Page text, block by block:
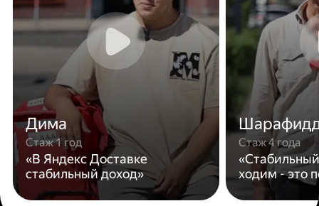
Дима
Стаж 1 год
«В Яндекс Доставке
стабильный доход»
Стаж 4 года
ходим - это